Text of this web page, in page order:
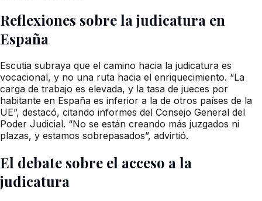
Reflexiones sobre la judicatura en
España
Escutia subraya que el camino hacia la judicatura es
vocacional, y no una ruta hacia el enriquecimiento. “La
carga de trabajo es elevada, y la tasa de jueces por
habitante en España es inferior a la de otros países de la
UE”, destacó, citando informes del Consejo General del
Poder Judicial. “No se están creando más juzgados ni
plazas, y estamos sobrepasados”, advirtió.
El debate sobre el acceso a la
judicatura